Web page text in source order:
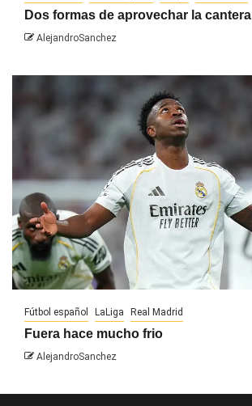
Dos formas de aprovechar la cantera
AlejandroSanchez
Fútbol español LaLiga Real Madrid
Fuera hace mucho frio
AlejandroSanchez